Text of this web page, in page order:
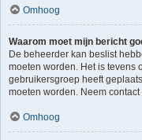
Omhoog
Waarom moet mijn bericht
De beheerder kan beslist
moeten worden. Het is tevens
gebruikersgroep heeft
moeten worden. Neem
Omhoog